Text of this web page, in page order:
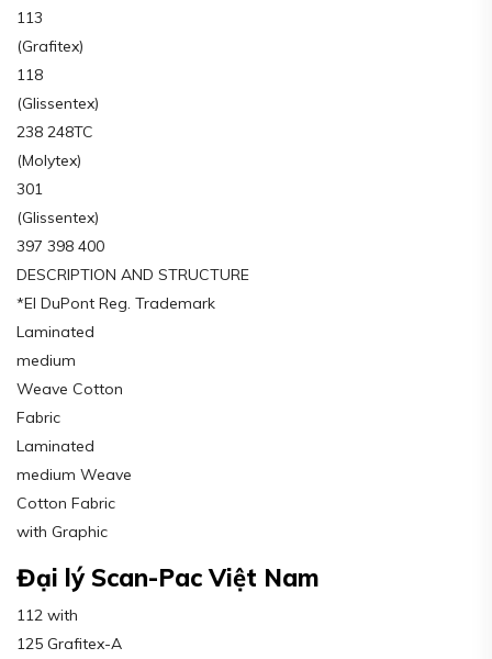
113
(Grafitex)
118
(Glissentex)
238 248TC
(Molytex)
301
(Glissentex)
397 398 400
DESCRIPTION AND STRUCTURE
*EI DuPont Reg. Trademark
Laminated
medium
Weave Cotton
Fabric
Laminated
medium Weave
Cotton Fabric
with Graphic
Đại lý Scan-Pac Việt Nam
112 with
125 Grafitex-A